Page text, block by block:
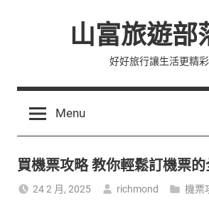
山富旅遊部
好好旅行讓生活更精彩
Menu
買機票攻略 教你輕鬆訂機票
24 2 月, 2025 richmond 機票